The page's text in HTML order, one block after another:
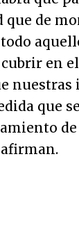
que de
cubrir en
que
afirman.